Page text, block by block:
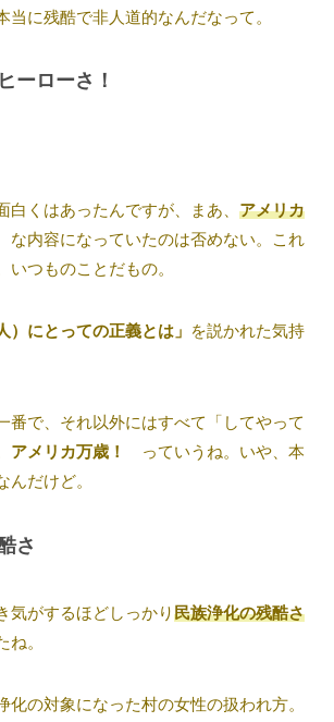
当に残酷で非人道的なんだなって。
ーローさ！
白くはあったんですが、まあ、 アメリカ
な内容になっていたのは否めない。これ
いつものことだもの。
）にとっての正義とは」 を説かれた気持
番で、それ以外にはすべて「してやって
アメリカ万歳！
っていうね。いや、本
んだけど。
さ
気がするほどしっかり民族浄化の残酷さ
ね。
化の対象になった村の女性の扱われ方。